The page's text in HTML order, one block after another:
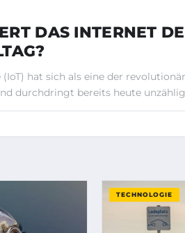
DAS INTERNET
hat sich als eine der
durchdringt bereits heute
TECHNOLOGIE